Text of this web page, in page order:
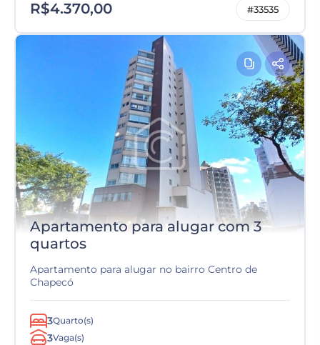
R$4.370,00 #33535
Apartamento para alugar com 3
quartos
Apartamento para alugar no bairro Centro de
Chapecó
3Quarto(s)
3Vaga(s)